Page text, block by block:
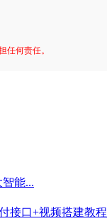
任何责任。
能...
接口+视频搭建教程